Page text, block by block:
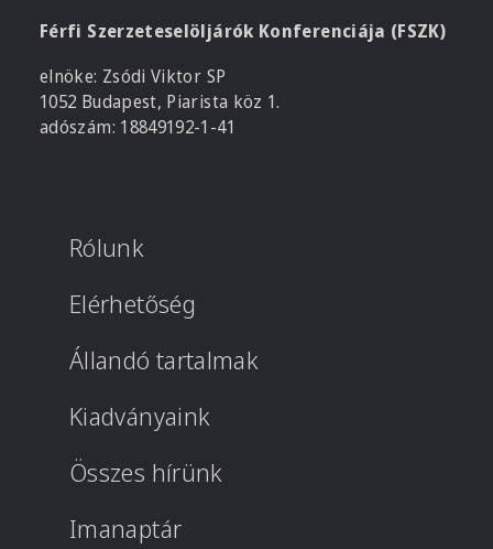
Férfi Szerzeteselöljárók Konferenciája (FSZK)
elnöke: Zsódi Viktor SP
1052 Budapest, Piarista köz 1.
adószám: 18849192-1-41
Rólunk
Elérhetőség
Állandó tartalmak
Kiadványaink
Összes hírünk
Imanaptár